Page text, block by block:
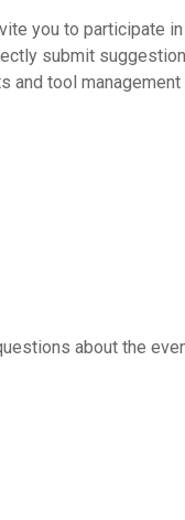
you to participate
submit
and tool management
about the